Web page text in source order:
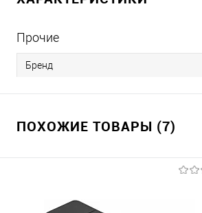
Прочие
Бренд
ПОХОЖИЕ ТОВАРЫ (7)